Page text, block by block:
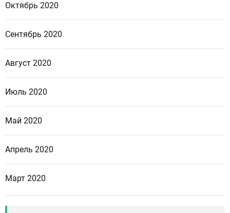
Октябрь 2020
Сентябрь 2020
Август 2020
Июль 2020
Май 2020
Апрель 2020
Март 2020